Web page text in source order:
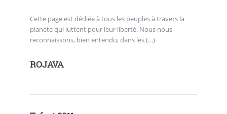
Cette page est dédiée à tous les peuples à travers la
planète qui luttent pour leur liberté. Nous nous
reconnaissons, bien entendu, dans les (…)
ROJAVA